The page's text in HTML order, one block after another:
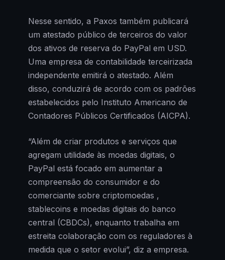
Nesse sentido, a Paxos também publicará
um atestado público de terceiros do valor
dos ativos de reserva do PayPal em USD.
Uma empresa de contabilidade terceirizada
independente emitirá o atestado. Além
disso, conduzirá de acordo com os padrões
estabelecidos pelo Instituto Americano de
Contadores Públicos Certificados (AICPA).
“Além de criar produtos e serviços que
agregam utilidade às moedas digitais, o
PayPal está focado em aumentar a
compreensão do consumidor e do
comerciante sobre criptomoedas ,
stablecoins e moedas digitais do banco
central (CBDCs), enquanto trabalha em
estreita colaboração com os reguladores à
medida que o setor evolui”, diz a empresa.